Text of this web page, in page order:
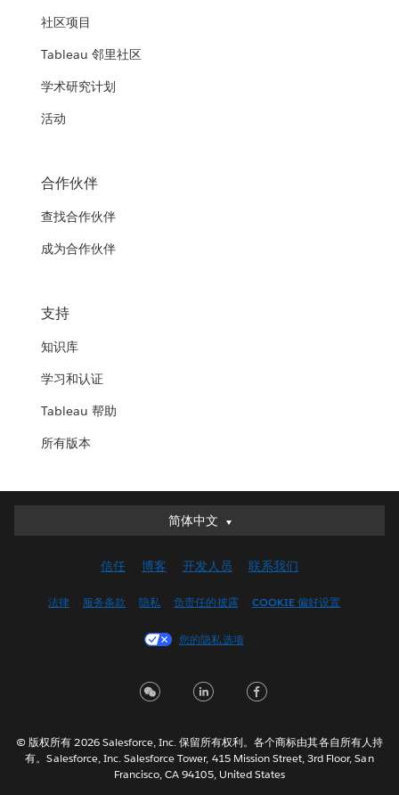
社区项目
Tableau 邻里社区
学术研究计划
活动
合作伙伴
查找合作伙伴
成为合作伙伴
支持
知识库
学习和认证
Tableau 帮助
所有版本
简体中文
简体中文
English (UK)
Français (Canada)
Italiano
한국어
Nederlands
信任 博客 开发人员 联系我们
法律 服务条款 隐私 负责任的披露 COOKIE 偏好设置
您的隐私选项
© 版权所有 2026 Salesforce, Inc. 保留所有权利。各个商标由其各自所有人持
有。Salesforce, Inc. Salesforce Tower, 415 Mission Street, 3rd Floor, San
Francisco, CA 94105, United States